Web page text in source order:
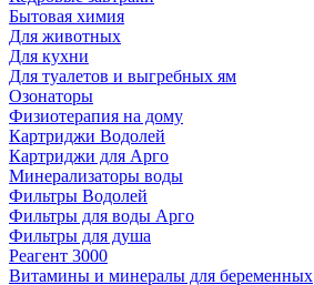
Бытовая химия
Для животных
Для кухни
Для туалетов и выгребных ям
Озонаторы
Физиотерапия на дому
Картриджи Водолей
Картриджи для Арго
Минерализаторы воды
Фильтры Водолей
Фильтры для воды Арго
Фильтры для душа
Реагент 3000
Витамины и минералы для беременных